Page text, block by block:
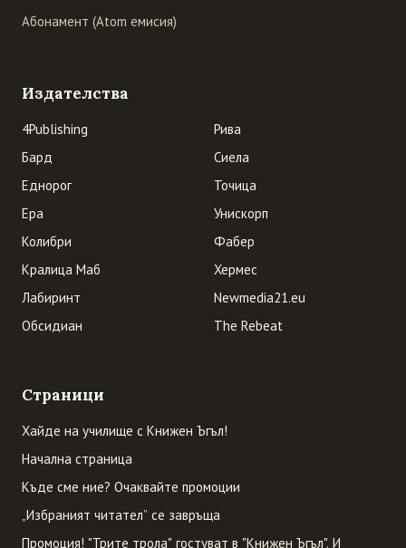
Абонамент (Atom емисия)
Издателства
4Publishing
Бард
Еднорог
Ера
Колибри
Кралица Маб
Лабиринт
Обсидиан
Рива
Сиела
Точица
Унискорп
Фабер
Хермес
Newmedia21.eu
The Rebeat
Страници
Хайде на училище с Книжен Ъгъл!
Начална страница
Къде сме ние? Очаквайте промоции
„Избраният читател” се завръща
Промоция! "Трите трола" гостуват в "Книжен Ъгъл". И